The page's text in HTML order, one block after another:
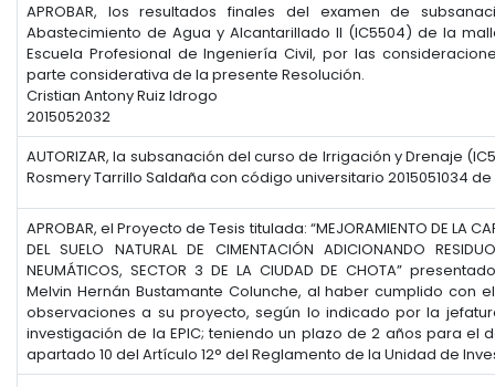
APROBAR, los resultados finales del examen de
Abastecimiento de Agua y Alcantarillado II (IC5504) de la
Escuela Profesional de Ingeniería Civil, por las
parte considerativa de la presente Resolución.
Cristian Antony Ruiz Idrogo
2015052032
AUTORIZAR, la subsanación del curso de Irrigación y Drenaje
Rosmery Tarrillo Saldaña con código universitario 2015051034 de
APROBAR, el Proyecto de Tesis titulada: “MEJORAMIENTO DE LA
DEL SUELO NATURAL DE CIMENTACIÓN ADICIONANDO
NEUMÁTICOS, SECTOR 3 DE LA CIUDAD DE CHOTA”
Melvin Hernán Bustamante Colunche, al haber cumplido con
observaciones a su proyecto, según lo indicado por la
investigación de la EPIC; teniendo un plazo de 2 años para el
apartado 10 del Artículo 12° del Reglamento de la Unidad de